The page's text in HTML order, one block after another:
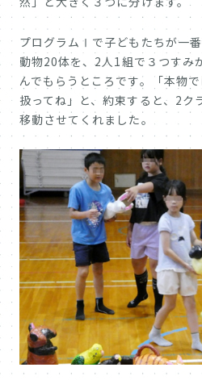
プログラムⅠで子どもたちが一
動物20体を、2人1組で３つすみ
んでもらうところです。「本物
扱ってね」と、約束すると、2ク
移動させてくれました。